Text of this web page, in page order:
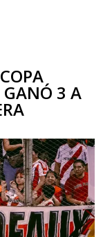
GANÓ 3 A